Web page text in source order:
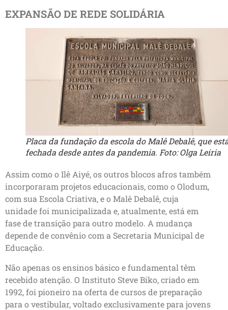
EXPANSÃO DE REDE SOLIDÁRIA
Placa da fundação da escola do Malê Debalê, que
fechada desde antes da pandemia. Foto: Olga Leiria
Assim como o Ilê Aiyé, os outros blocos afros também
incorporaram projetos educacionais, como o Olodum,
com sua Escola Criativa, e o Malê Debalê, cuja
unidade foi municipalizada e, atualmente, está em
fase de transição para outro modelo. A mudança
depende de convênio com a Secretaria Municipal de
Educação.
Não apenas os ensinos básico e fundamental têm
recebido atenção. O Instituto Steve Biko, criado em
1992, foi pioneiro na oferta de cursos de preparação
para o vestibular, voltado exclusivamente para jovens